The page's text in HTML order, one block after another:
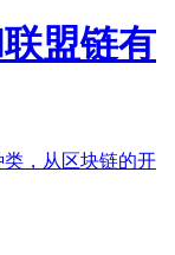
盟链有
，从区块链的开